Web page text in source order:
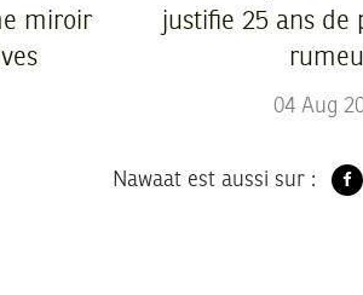
miroir
justifie 25 ans de
04 Aug
Nawaat est aussi sur :